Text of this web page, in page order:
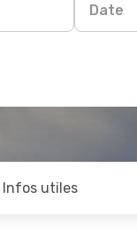
Date
Infos utiles